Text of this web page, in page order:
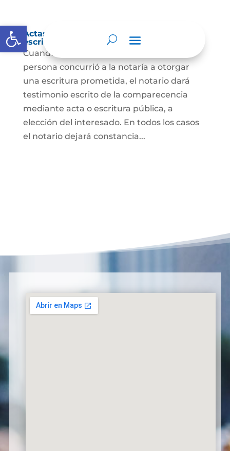
Abrir barra de herramientas
Actas de comparecencia para otorgar
escritura pública
Cuando se trate de comprobar que una
persona concurrió a la notaría a otorgar
una escritura prometida, el notario dará
testimonio escrito de la comparecencia
mediante acta o escritura pública, a
elección del interesado. En todos los casos
el notario dejará constancia...